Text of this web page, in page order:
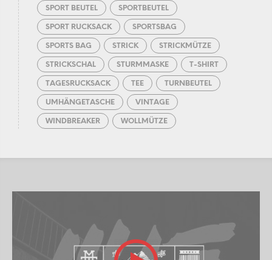
SPORT BEUTEL SPORTBEUTEL
SPORT RUCKSACK SPORTSBAG
SPORTS BAG STRICK STRICKMÜTZE
STRICKSCHAL STURMMASKE T-SHIRT
TAGESRUCKSACK TEE TURNBEUTEL
UMHÄNGETASCHE VINTAGE
WINDBREAKER WOLLMÜTZE